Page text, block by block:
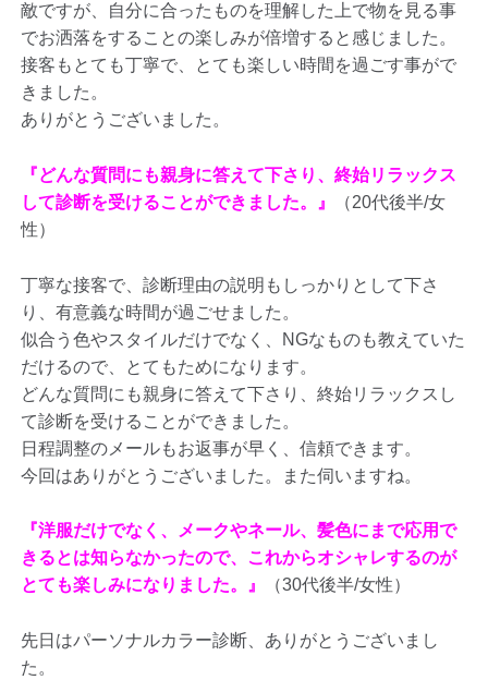
敵ですが、自分に合ったものを理解した上で物を見る事
でお洒落をすることの楽しみが倍増すると感じました。
接客もとても丁寧で、とても楽しい時間を過ごす事がで
きました。
ありがとうございました。
『どんな質問にも親身に答えて下さり、終始リラックス
して診断を受けることができました。』
（20代後半/女
性）
丁寧な接客で、診断理由の説明もしっかりとして下さ
り、有意義な時間が過ごせました。
似合う色やスタイルだけでなく、NGなものも教えていた
だけるので、とてもためになります。
どんな質問にも親身に答えて下さり、終始リラックスし
て診断を受けることができました。
日程調整のメールもお返事が早く、信頼できます。
今回はありがとうございました。また伺いますね。
『洋服だけでなく、メークやネール、髪色にまで応用で
きるとは知らなかったので、これからオシャレするのが
とても楽しみになりました。』
（30代後半/女性）
先日はパーソナルカラー診断、ありがとうございまし
た。